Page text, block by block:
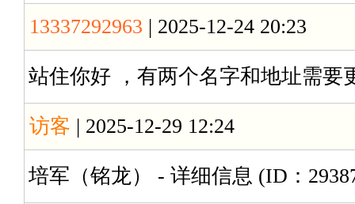
13337292963 | 2025-12-24 20:23
站住你好 ，有两个名字和地址需要
访客 | 2025-12-29 12:24
培军（铭龙） - 详细信息 (ID：